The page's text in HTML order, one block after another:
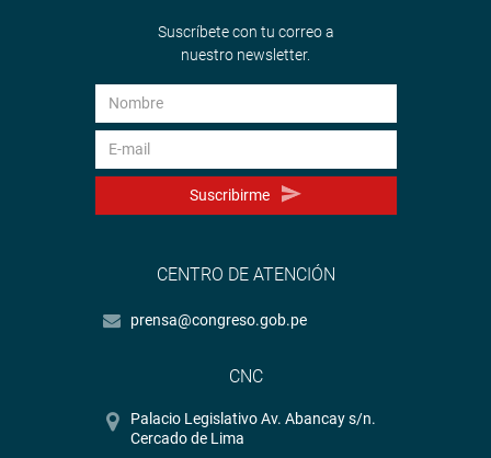
Suscríbete con tu correo a
nuestro newsletter.
Suscribirme
CENTRO DE ATENCIÓN
prensa@congreso.gob.pe
CNC
Palacio Legislativo Av. Abancay s/n.
Cercado de Lima